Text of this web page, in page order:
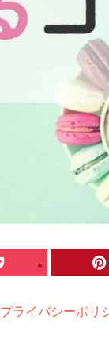
プライバシーポリ